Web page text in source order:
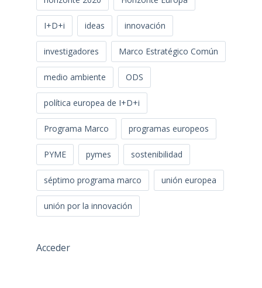
I+D+i ideas innovación
investigadores Marco Estratégico Común
medio ambiente ODS
política europea de I+D+i
Programa Marco programas europeos
PYME pymes sostenibilidad
séptimo programa marco unión europea
unión por la innovación
Acceder